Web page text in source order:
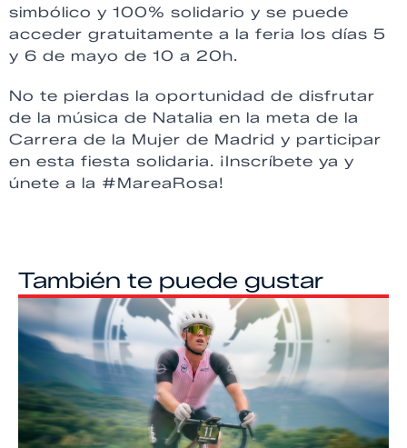
simbólico y 100% solidario y se puede
acceder gratuitamente a la feria los días 5
y 6 de mayo de 10 a 20h.
No te pierdas la oportunidad de disfrutar
de la música de Natalia en la meta de la
Carrera de la Mujer de Madrid y participar
en esta fiesta solidaria. ¡Inscríbete ya y
únete a la #MareaRosa!
También te puede gustar